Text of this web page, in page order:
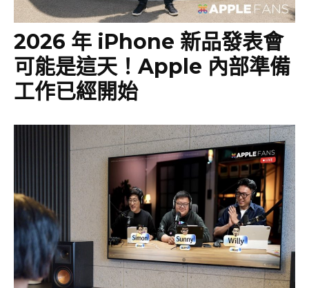
2026 年 iPhone 新品發表會
可能是這天！Apple 內部準備
工作已經開始